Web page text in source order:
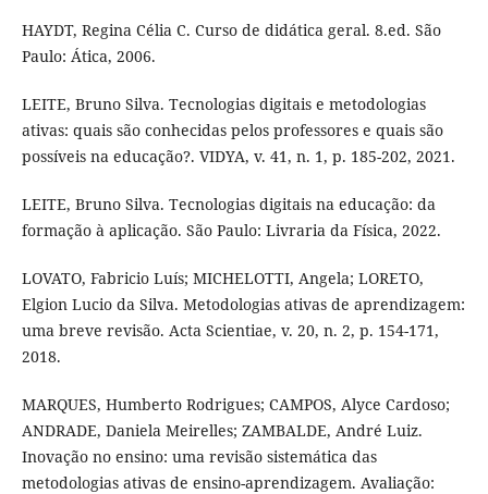
HAYDT, Regina Célia C. Curso de didática geral. 8.ed. São
Paulo: Ática, 2006.
LEITE, Bruno Silva. Tecnologias digitais e metodologias
ativas: quais são conhecidas pelos professores e quais são
possíveis na educação?. VIDYA, v. 41, n. 1, p. 185-202, 2021.
LEITE, Bruno Silva. Tecnologias digitais na educação: da
formação à aplicação​. São Paulo: Livraria da Física, 2022.
LOVATO, Fabricio Luís; MICHELOTTI, Angela; LORETO,
Elgion Lucio da Silva. Metodologias ativas de aprendizagem:
uma breve revisão. Acta Scientiae, v. 20, n. 2, p. 154-171,
2018.
MARQUES, Humberto Rodrigues; CAMPOS, Alyce Cardoso;
ANDRADE, Daniela Meirelles; ZAMBALDE, André Luiz.
Inovação no ensino: uma revisão sistemática das
metodologias ativas de ensino-aprendizagem. Avaliação: